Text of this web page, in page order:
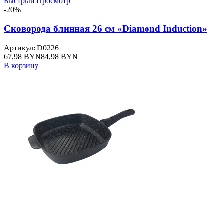
-20%
Сковорода блинная 26 см «Diamond Induction»
Артикул: D0226
67,98 BYN84,98BYN
В корзину